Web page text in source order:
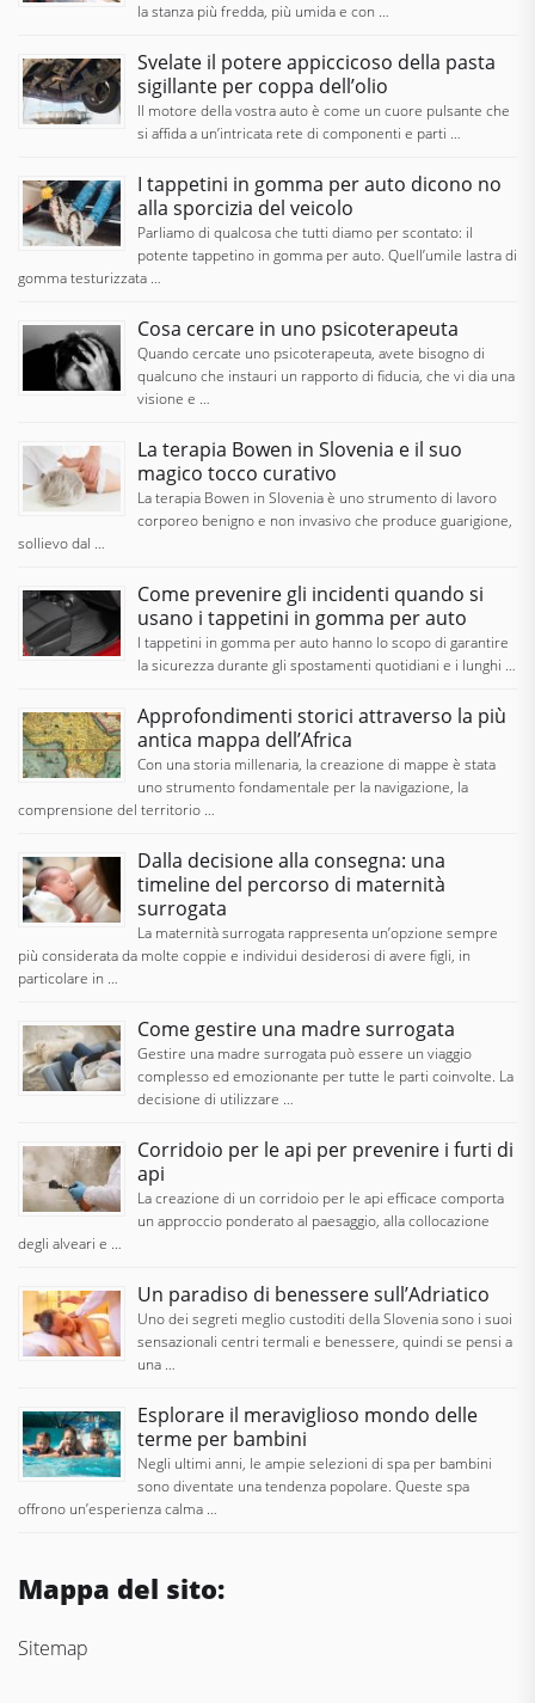
la stanza più fredda, più umida e con …
Svelate il potere appiccicoso della pasta
sigillante per coppa dell’olio
Il motore della vostra auto è come un cuore pulsante che
si affida a un’intricata rete di componenti e parti …
I tappetini in gomma per auto dicono no
alla sporcizia del veicolo
Parliamo di qualcosa che tutti diamo per scontato: il
potente tappetino in gomma per auto. Quell’umile lastra di
gomma testurizzata …
Cosa cercare in uno psicoterapeuta
Quando cercate uno psicoterapeuta, avete bisogno di
qualcuno che instauri un rapporto di fiducia, che vi dia una
visione e …
La terapia Bowen in Slovenia e il suo
magico tocco curativo
La terapia Bowen in Slovenia è uno strumento di lavoro
corporeo benigno e non invasivo che produce guarigione,
sollievo dal …
Come prevenire gli incidenti quando si
usano i tappetini in gomma per auto
I tappetini in gomma per auto hanno lo scopo di garantire
la sicurezza durante gli spostamenti quotidiani e i lunghi …
Approfondimenti storici attraverso la più
antica mappa dell’Africa
Con una storia millenaria, la creazione di mappe è stata
uno strumento fondamentale per la navigazione, la
comprensione del territorio …
Dalla decisione alla consegna: una
timeline del percorso di maternità
surrogata
La maternità surrogata rappresenta un’opzione sempre
più considerata da molte coppie e individui desiderosi di avere figli, in
particolare in …
Come gestire una madre surrogata
Gestire una madre surrogata può essere un viaggio
complesso ed emozionante per tutte le parti coinvolte. La
decisione di utilizzare …
Corridoio per le api per prevenire i furti di
api
La creazione di un corridoio per le api efficace comporta
un approccio ponderato al paesaggio, alla collocazione
degli alveari e …
Un paradiso di benessere sull’Adriatico
Uno dei segreti meglio custoditi della Slovenia sono i suoi
sensazionali centri termali e benessere, quindi se pensi a
una …
Esplorare il meraviglioso mondo delle
terme per bambini
Negli ultimi anni, le ampie selezioni di spa per bambini
sono diventate una tendenza popolare. Queste spa
offrono un’esperienza calma …
Mappa del sito:
Sitemap